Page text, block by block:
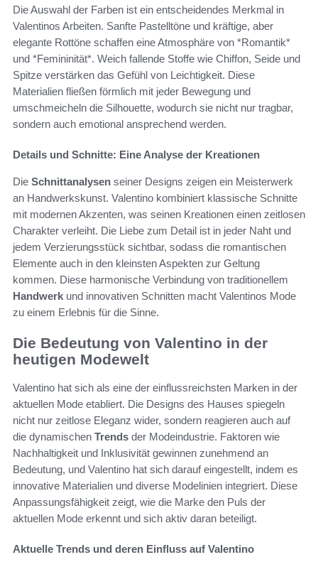
Die Auswahl der Farben ist ein entscheidendes Merkmal in
Valentinos Arbeiten. Sanfte Pastelltöne und kräftige, aber
elegante Rottöne schaffen eine Atmosphäre von *Romantik*
und *Femininität*. Weich fallende Stoffe wie Chiffon, Seide und
Spitze verstärken das Gefühl von Leichtigkeit. Diese
Materialien fließen förmlich mit jeder Bewegung und
umschmeicheln die Silhouette, wodurch sie nicht nur tragbar,
sondern auch emotional ansprechend werden.
Details und Schnitte: Eine Analyse der Kreationen
Die Schnittanalysen seiner Designs zeigen ein Meisterwerk
an Handwerkskunst. Valentino kombiniert klassische Schnitte
mit modernen Akzenten, was seinen Kreationen einen zeitlosen
Charakter verleiht. Die Liebe zum Detail ist in jeder Naht und
jedem Verzierungsstück sichtbar, sodass die romantischen
Elemente auch in den kleinsten Aspekten zur Geltung
kommen. Diese harmonische Verbindung von traditionellem
Handwerk und innovativen Schnitten macht Valentinos Mode
zu einem Erlebnis für die Sinne.
Die Bedeutung von Valentino in der
heutigen Modewelt
Valentino hat sich als eine der einflussreichsten Marken in der
aktuellen Mode etabliert. Die Designs des Hauses spiegeln
nicht nur zeitlose Eleganz wider, sondern reagieren auch auf
die dynamischen Trends der Modeindustrie. Faktoren wie
Nachhaltigkeit und Inklusivität gewinnen zunehmend an
Bedeutung, und Valentino hat sich darauf eingestellt, indem es
innovative Materialien und diverse Modelinien integriert. Diese
Anpassungsfähigkeit zeigt, wie die Marke den Puls der
aktuellen Mode erkennt und sich aktiv daran beteiligt.
Aktuelle Trends und deren Einfluss auf Valentino